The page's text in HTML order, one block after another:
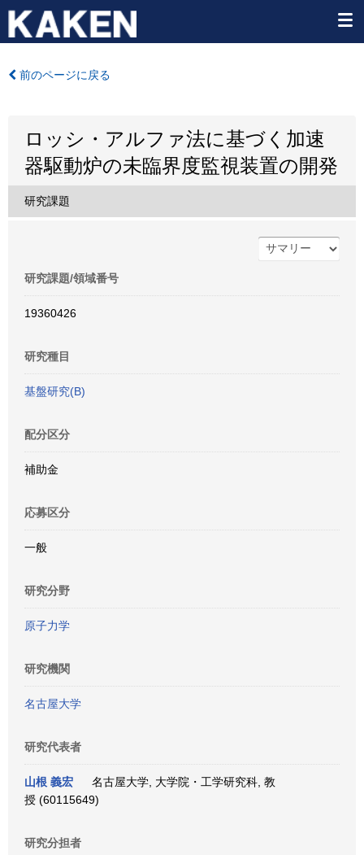
前のページに戻る
ロッシ・アルファ法に基づく加速
器駆動炉の未臨界度監視装置の開発
研究課題
研究課題/領域番号
19360426
研究種目
基盤研究(B)
配分区分
補助金
応募区分
一般
研究分野
原子力学
研究機関
名古屋大学
研究代表者
山根 義宏
名古屋大学, 大学院・工学研究科, 教
授 (60115649)
研究分担者